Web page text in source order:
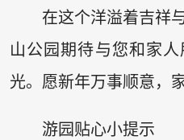
在这个洋溢着吉祥
山公园期待与您和家
光。愿新年万事顺意，
游园贴心小提示